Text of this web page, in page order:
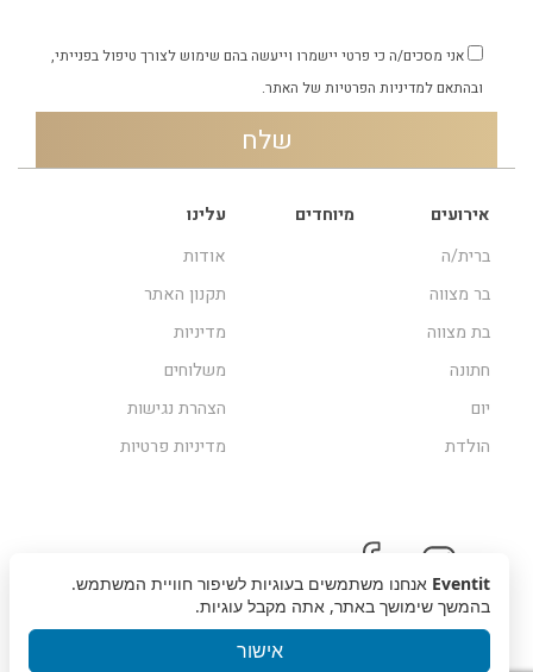
אני מסכים/ה כי פרטי יישמרו וייעשה בהם שימוש לצורך טיפול בפנייתי,
ובהתאם למדיניות הפרטיות של האתר.
אירועים
ברית/ה
בר מצווה
בת מצווה
חתונה
יום
הולדת
מיוחדים
עלינו
אודות
תקנון האתר
מדיניות
משלוחים
הצהרת נגישות
מדיניות פרטיות
Eventit אנחנו משתמשים בעוגיות לשיפור חוויית המשתמש.
בהמשך שימושך באתר, אתה מקבל עוגיות.
אישור